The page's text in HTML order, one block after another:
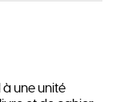
une unité